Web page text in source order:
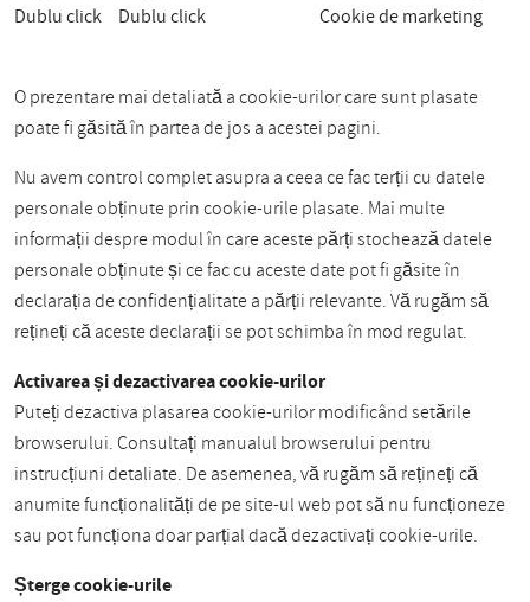
Dublu click
Dublu click Cookie de marketing
O prezentare mai detaliată a cookie-urilor care sunt plasate
poate fi găsită în partea de jos a acestei pagini.
Nu avem control complet asupra a ceea ce fac terții cu datele
personale obținute prin cookie-urile plasate. Mai multe
informații despre modul în care aceste părți stochează datele
personale obținute și ce fac cu aceste date pot fi găsite în
declarația de confidențialitate a părții relevante. Vă rugăm să
rețineți că aceste declarații se pot schimba în mod regulat.
Activarea și dezactivarea cookie-urilor
Puteți dezactiva plasarea cookie-urilor modificând setările
browserului. Consultați manualul browserului pentru
instrucțiuni detaliate. De asemenea, vă rugăm să rețineți că
anumite funcționalități de pe site-ul web pot să nu funcționeze
sau pot funcționa doar parțial dacă dezactivați cookie-urile.
Șterge cookie-urile